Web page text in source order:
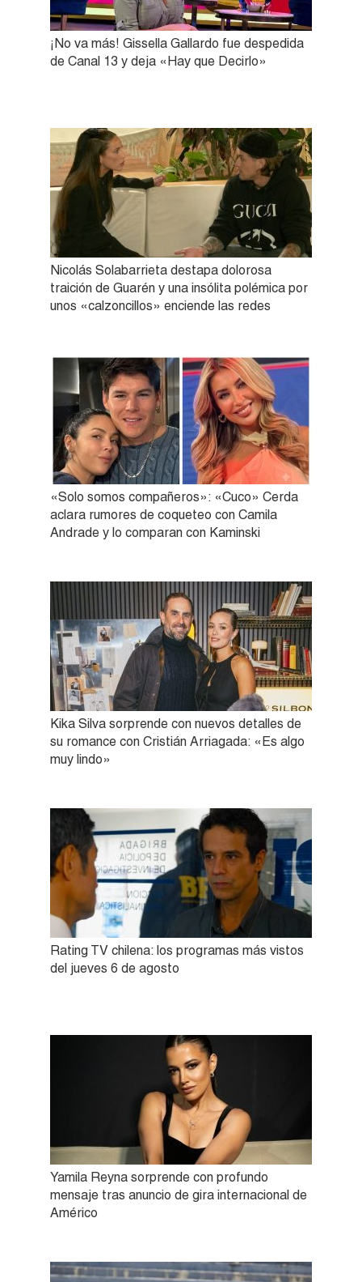
¡No va más! Gissella Gallardo fue despedida
de Canal 13 y deja «Hay que Decirlo»
Nicolás Solabarrieta destapa dolorosa
traición de Guarén y una insólita polémica por
unos «calzoncillos» enciende las redes
«Solo somos compañeros»: «Cuco» Cerda
aclara rumores de coqueteo con Camila
Andrade y lo comparan con Kaminski
Kika Silva sorprende con nuevos detalles de
su romance con Cristián Arriagada: «Es algo
muy lindo»
Rating TV chilena: los programas más vistos
del jueves 6 de agosto
Yamila Reyna sorprende con profundo
mensaje tras anuncio de gira internacional de
Américo